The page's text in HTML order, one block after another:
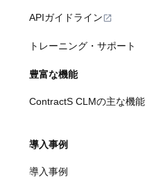
APIガイドライン
トレーニング・サポート
豊富な機能
ContractS CLMの主な機能
導入事例
導入事例